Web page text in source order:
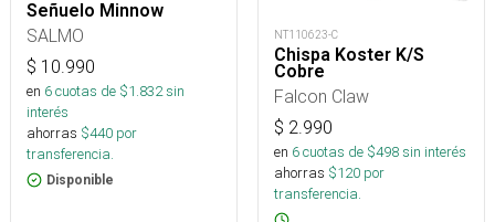
Señuelo Minnow
SALMO
$ 10.990
en 6cuotas de $1.832sin
interés
ahorras $440 por
transferencia.
Disponible
NT110623-C
Chispa Koster K/S
Cobre
Falcon Claw
$ 2.990
en 6cuotas de $498sin interés
ahorras $120 por
transferencia.